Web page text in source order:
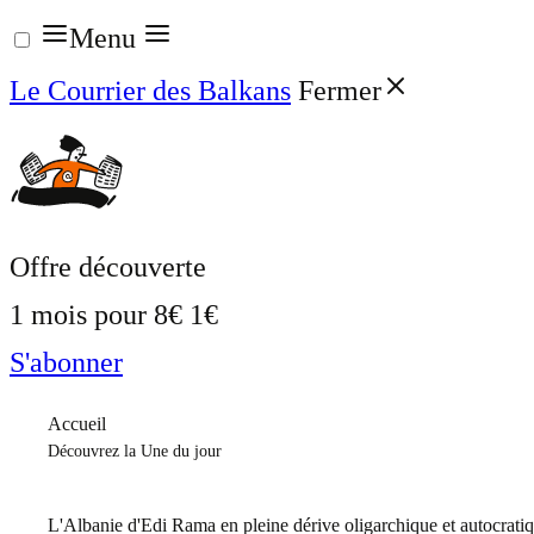
Aller
au
contenu
Menu
Le Courrier des Balkans Fermer
Offre découverte
1 mois pour 8€ 1€
S'abonner
Accueil
Découvrez la Une du jour
L'Albanie d'Edi Rama en pleine dérive oligarchique et